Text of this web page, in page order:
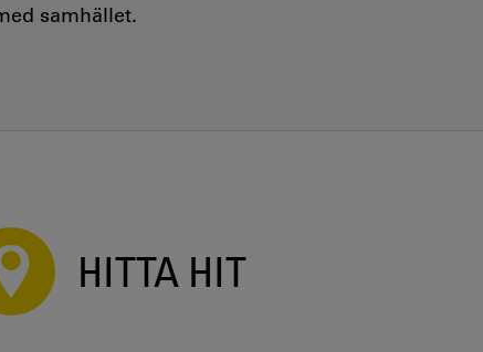
samhället.
HITTA HIT